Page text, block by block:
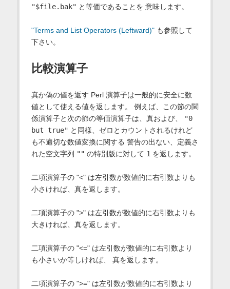
"$file.bak" と等価であることを 意味します。
"Terms and List Operators (Leftward)"も参照して
下さい。
比較演算子
真か偽の値を返す Perl 演算子は一般的に安全に数
値として使える値を返します。 例えば、この節の関
係演算子と次の節の等価演算子は、真および、
"0
but true" と同様、ゼロとカウントされるけれど
も不適切な数値変換に関する 警告の出ない、定義さ
れた空文字列 "" の特別版に対して 1を返します。
二項演算子の "<" は左引数が数値的に右引数よりも
小さければ、真を返します。
二項演算子の ">" は左引数が数値的に右引数よりも
大きければ、真を返します。
二項演算子の "<=" は左引数が数値的に右引数より
も小さいか等しければ、 真を返します。
二項演算子の ">=" は左引数が数値的に右引数より